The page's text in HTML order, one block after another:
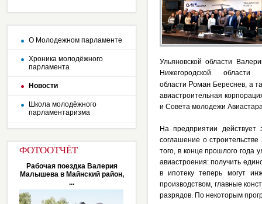
О Молодежном парламенте
Хроника молодёжного
парламента
Новости
Школа молодёжного
парламентаризма
ФОТООТЧЁТ
Рабочая поездка Валерия
Малышева в Майнский район,
...
Ульяновской области
Нижегородской
области Роман Береснев, а
авиастроительная
и Совета молодежи
На предприятии действует
соглашение о
того, в конце прошлого года
авиастроения: получить
в ипотеку теперь могут
производством, главные
разрядов. По некоторым